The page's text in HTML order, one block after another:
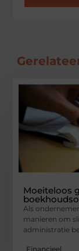
Moeiteloos
Als
manieren om
administratie
Financieel